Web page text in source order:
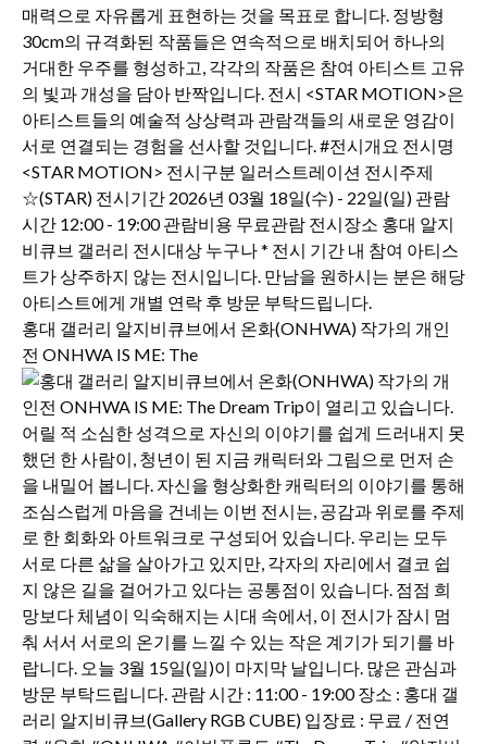
홍대 갤러리 알지비큐브에서 온화(ONHWA) 작가의 개인
전 ONHWA IS ME: The